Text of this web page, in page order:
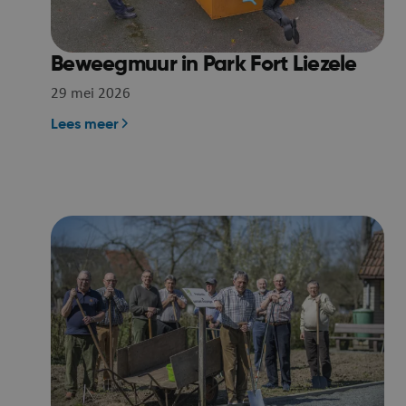
Beweegmuur in Park Fort Liezele
29 mei 2026
Lees meer
ASP.NET_SessionId
ARRAffinitySameSite